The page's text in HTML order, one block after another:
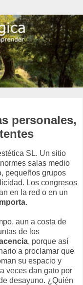
personales,
SL. Un sitio
salas medio
pequeños grupos
Los congresos
en la red o en un
.
aun a costa de
de los
, porque así
a proclamar que
su espacio y
veces dan gato por
desayuno. ¿Quién